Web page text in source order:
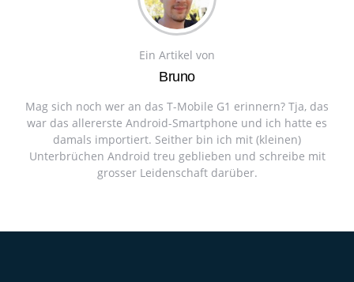
Ein Artikel von
Bruno
Mag sich noch wer an das T-Mobile G1 erinnern? Tja, das
war das allererste Android-Smartphone und ich hatte es
damals importiert. Seither bin ich mit (kleinen)
Unterbrüchen Android treu geblieben und schreibe mit
grosser Leidenschaft darüber.